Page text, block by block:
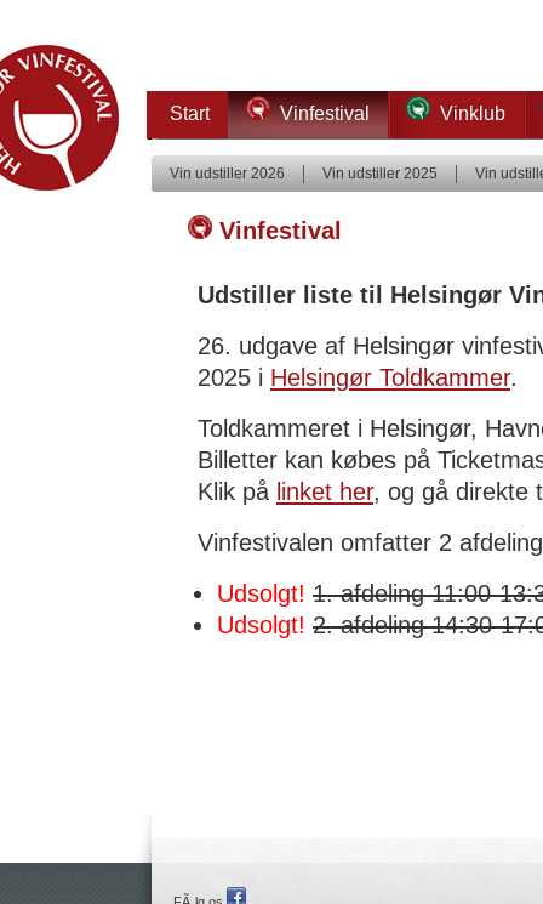
Start Vinfestival Vinklub
Vin udstiller 2026 Vin udstiller 2025 Vin
Vinfestival
Udstiller liste til Helsingør
26. udgave af Helsingør
2025 i Helsingør Toldkammer.
Toldkammeret i Helsingør,
Billetter kan købes på
Klik på linket her, og gå direkte
Vinfestivalen omfatter 2
Udsolgt! 1. afdeling 11:00-
Udsolgt! 2. afdeling 14:30-